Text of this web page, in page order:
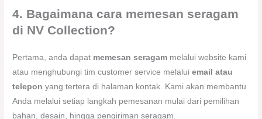
4. Bagaimana cara memesan seragam
di NV Collection?
Pertama, anda dapat memesan seragam melalui website kami
atau menghubungi tim customer service melaluiemail atau
telepon yang tertera di halaman kontak. Kami akan membantu
Anda melalui setiap langkah pemesanan mulai dari pemilihan
bahan, desain, hingga pengiriman seragam.